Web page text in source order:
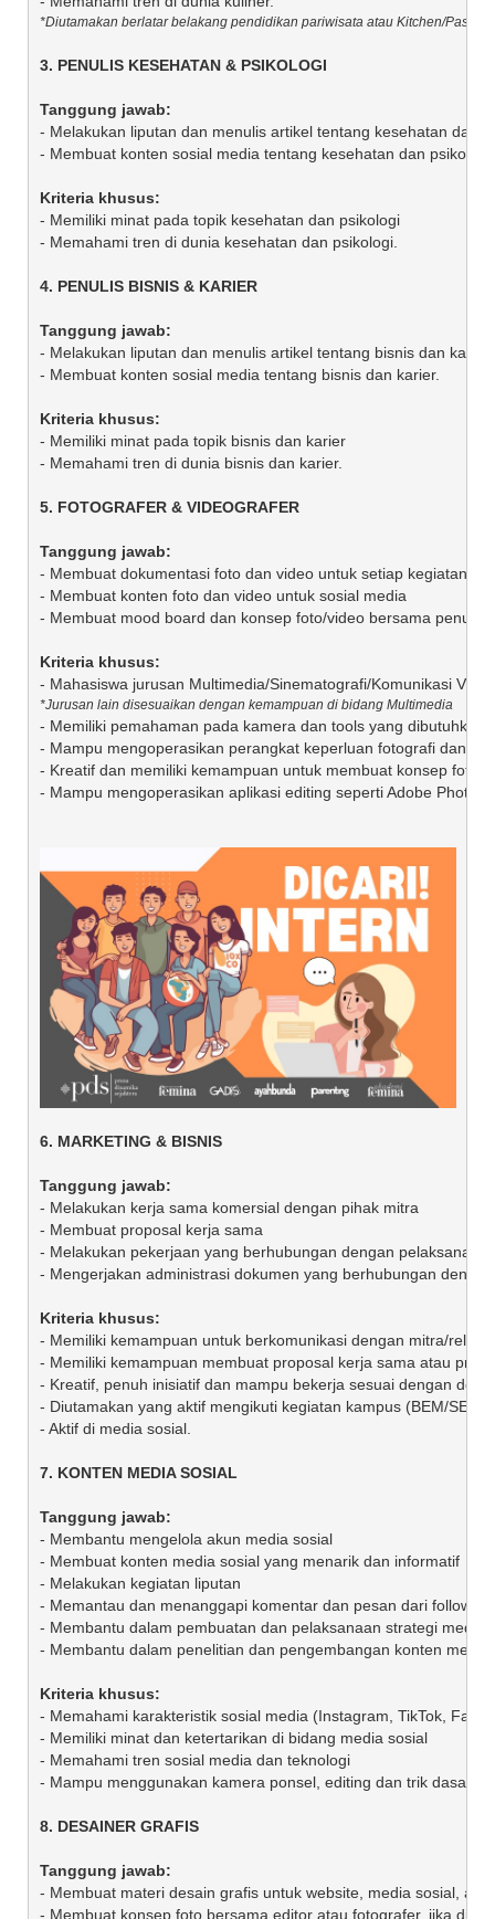
- Melakukan liputan dan menulis artikel tentang kesehatan dan
- Membuat konten sosial media tentang kesehatan dan psikologi.
- Memiliki minat pada topik kesehatan dan psikologi
- Memahami tren di dunia kesehatan dan psikologi.
4. PENULIS BISNIS & KARIER
- Melakukan liputan dan menulis artikel tentang bisnis dan karier
- Membuat konten sosial media tentang bisnis dan karier.
- Memiliki minat pada topik bisnis dan karier
- Memahami tren di dunia bisnis dan karier.
5. FOTOGRAFER & VIDEOGRAFER
- Membuat dokumentasi foto dan video untuk setiap kegiatan
- Membuat konten foto dan video untuk sosial media
- Membuat mood board dan konsep foto/video bersama penulis/
*Jurusan lain disesuaikan dengan kemampuan di bidang Multimedia
- Memiliki pemahaman pada kamera dan tools yang dibutuhkan
- Mampu mengoperasikan perangkat keperluan fotografi dan
- Kreatif dan memiliki kemampuan untuk membuat konsep foto/
- Mampu mengoperasikan aplikasi editing seperti Adobe
6. MARKETING & BISNIS
- Melakukan kerja sama komersial dengan pihak mitra
- Membuat proposal kerja sama
- Melakukan pekerjaan yang berhubungan dengan
- Mengerjakan administrasi dokumen yang berhubungan
- Memiliki kemampuan untuk berkomunikasi dengan mitra/relasi
- Memiliki kemampuan membuat proposal kerja sama atau
- Kreatif, penuh inisiatif dan mampu bekerja sesuai dengan
- Diutamakan yang aktif mengikuti kegiatan kampus (BEM/
- Aktif di media sosial.
- Membantu mengelola akun media sosial
- Membuat konten media sosial yang menarik dan informatif
- Melakukan kegiatan liputan
- Memantau dan menanggapi komentar dan pesan dari follower/
- Membantu dalam pembuatan dan pelaksanaan strategi media
- Membantu dalam penelitian dan pengembangan konten media
- Memahami karakteristik sosial media (Instagram, TikTok,
- Memiliki minat dan ketertarikan di bidang media sosial
- Memahami tren sosial media dan teknologi
- Mampu menggunakan kamera ponsel, editing dan trik dasar
- Membuat materi desain grafis untuk website, media sosial,
- Membuat konsep foto bersama editor atau fotografer, jika